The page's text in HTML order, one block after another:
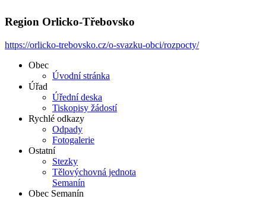
Region Orlicko-Třebovsko
https://orlicko-trebovsko.cz/o-svazku-obci/rozpocty/
Obec
Úvodní stránka
Úřad
Úřední deska
Tiskopisy žádostí
Rychlé odkazy
Odpady
Fotogalerie
Ostatní
Stezky
Tělovýchovná jednota
Semanín
Obec Semanín